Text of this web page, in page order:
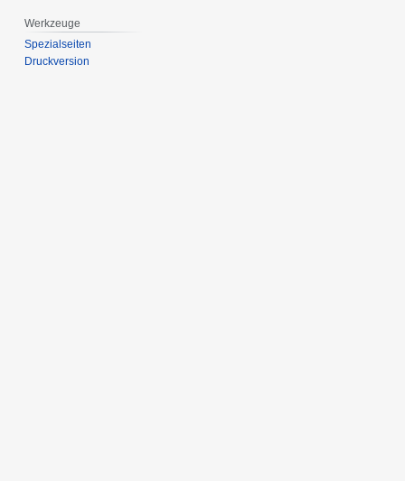
Werkzeuge
Spezialseiten
Druckversion